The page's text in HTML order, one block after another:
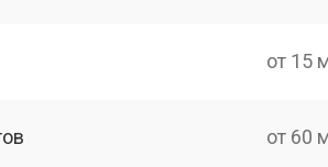
от 15
от 60